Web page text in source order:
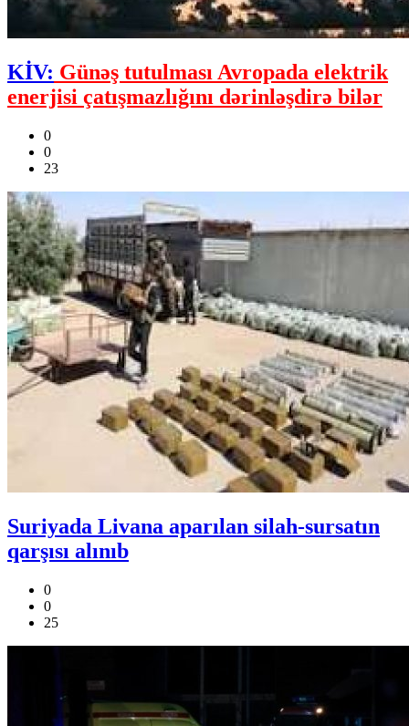
KİV: Günəş tutulması Avropada elektrik
enerjisi çatışmazlığını dərinləşdirə bilər
0
0
23
Suriyada Livana aparılan silah-sursatın
qarşısı alınıb
0
0
25